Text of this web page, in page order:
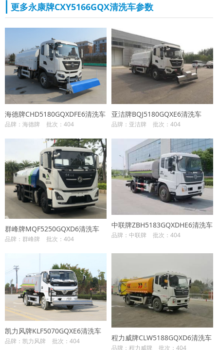
更多永康牌CXY5166GQX清洗车参数
海德牌CHD5180GQXDFE6清洗车
品牌：海德牌 批次：404
亚洁牌BQJ5180GQXE6清洗车
品牌：亚洁牌 批次：404
群峰牌MQF5250GQXD6清洗车
品牌：群峰牌 批次：404
中联牌ZBH5183GQXDHE6清洗车
品牌：中联牌 批次：404
凯力风牌KLF5070GQXE6清洗车
品牌：凯力风牌 批次：404 程力威牌CLW5188GQXD6清洗车
品牌：程力威牌 批次：404